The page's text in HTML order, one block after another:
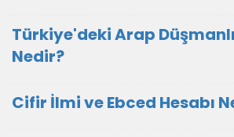
Türkiye'deki Arap
Nedir?
Cifir İlmi ve Ebced Hesabı